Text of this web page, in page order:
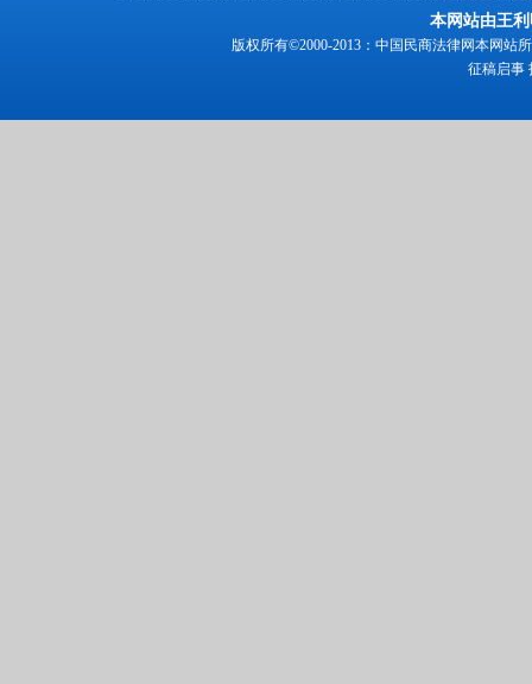
本网站由王
版权所有©2000-2013：中国民商法律网本网站
征稿启事